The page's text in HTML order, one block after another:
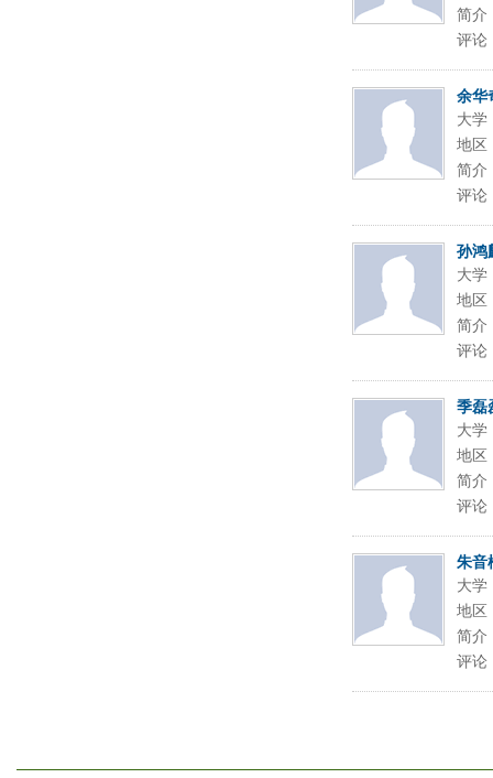
简介
评论
余华
大学
地区
简介
评论
孙鸿
大学
地区
简介
评论
季磊
大学
地区
简介
评论
朱音
大学
地区
简介
评论